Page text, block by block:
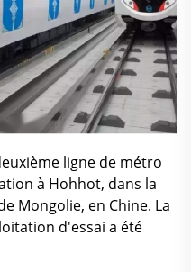
ligne de métro
à Hohhot, dans la
Mongolie, en Chine. La
d'essai a été